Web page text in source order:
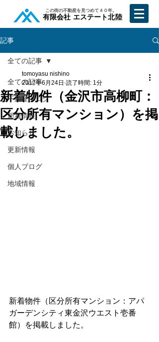
​この街の不動産を見つめて４０年。
​有限会社 エステート北陸
記事
全ての記事
不動産ブログ
新着情報
お知らせ
更新情報
個人ブログ
地域情報
全ての記事
新着物件（金沢市高柳町：
区分所有マンション）を掲
載しました。
tomoyasu nishino
2017年6月24日 読了時間: 1分
新着物件（区分所有マンション：アパ
ガーデンシティ東金沢ウエスト壱番
館）を掲載しました。